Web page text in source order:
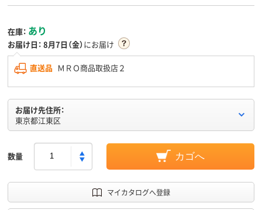
在庫： あり
お届け日： 8月7日（金）にお届け
直送品 ＭＲＯ商品取扱店２
お届け先住所：
東京都江東区
数量 カゴへ
マイカタログへ登録